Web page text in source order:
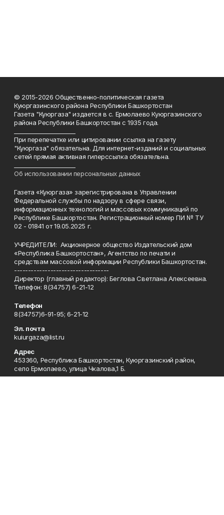
© 2015-2026 Общественно-политическая газета
Куюргазинского района Республики Башкортостан
Газета "Куюргаза" издается в с. Ермолаево Куюргазинского
района Республики Башкортостан с 1935 года.
При перепечатке или цитировании ссылка на газету
"Куюргаза" обязательна. Для интернет-изданий и социальных
сетей прямая активная гиперссылка обязательна.
Об использовании персональных данных
Газета «Куюргаза» зарегистрирована в Управлении
Федеральной службы по надзору в сфере связи,
информационных технологий и массовых коммуникаций по
Республике Башкортостан. Регистрационный номер ПИ № ТУ
02 - 01841 от 19.05.2025 г.
УЧРЕДИТЕЛИ: Акционерное общество Издательский дом
«Республика Башкортостан», Агентство по печати и
средствам массовой информации Республики Башкортостан.
----------------------------------
Директор (главный редактор): Беглова Светлана Алексеевна.
Телефон: 8(34757) 6-21-12
Телефон
8(34757)6-91-95; 6-21-12
Эл. почта
kuiurgaza@list.ru
Адрес
453360, Республика Башкортостан, Куюргазинский район,
село Ермолаево, улица Чкалова,1 Б.